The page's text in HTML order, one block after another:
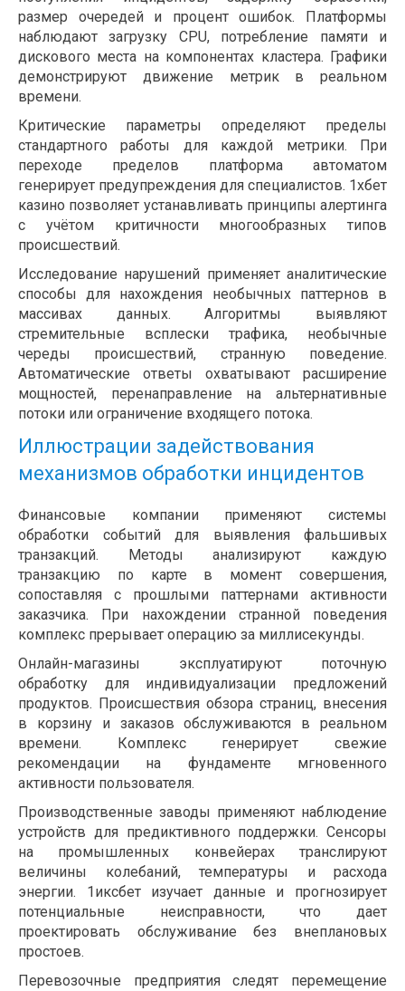
размер очередей и процент ошибок. Платформы
наблюдают загрузку CPU, потребление памяти и
дискового места на компонентах кластера. Графики
демонстрируют движение метрик в реальном
времени.
Критические параметры определяют пределы
стандартного работы для каждой метрики. При
переходе пределов платформа автоматом
генерирует предупреждения для специалистов. 1хбет
казино позволяет устанавливать принципы алертинга
с учётом критичности многообразных типов
происшествий.
Исследование нарушений применяет аналитические
способы для нахождения необычных паттернов в
массивах данных. Алгоритмы выявляют
стремительные всплески трафика, необычные
череды происшествий, странную поведение.
Автоматические ответы охватывают расширение
мощностей, перенаправление на альтернативные
потоки или ограничение входящего потока.
Иллюстрации задействования
механизмов обработки инцидентов
Финансовые компании применяют системы
обработки событий для выявления фальшивых
транзакций. Методы анализируют каждую
транзакцию по карте в момент совершения,
сопоставляя с прошлыми паттернами активности
заказчика. При нахождении странной поведения
комплекс прерывает операцию за миллисекунды.
Онлайн-магазины эксплуатируют поточную
обработку для индивидуализации предложений
продуктов. Происшествия обзора страниц, внесения
в корзину и заказов обслуживаются в реальном
времени. Комплекс генерирует свежие
рекомендации на фундаменте мгновенного
активности пользователя.
Производственные заводы применяют наблюдение
устройств для предиктивного поддержки. Сенсоры
на промышленных конвейерах транслируют
величины колебаний, температуры и расхода
энергии. 1иксбет изучает данные и прогнозирует
потенциальные неисправности, что дает
проектировать обслуживание без внеплановых
простоев.
Перевозочные предприятия следят перемещение